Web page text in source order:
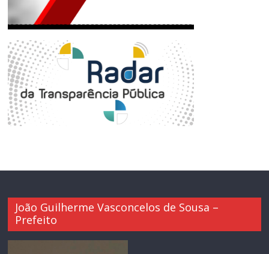
João Guilherme Vasconcelos de Sousa –
Prefeito